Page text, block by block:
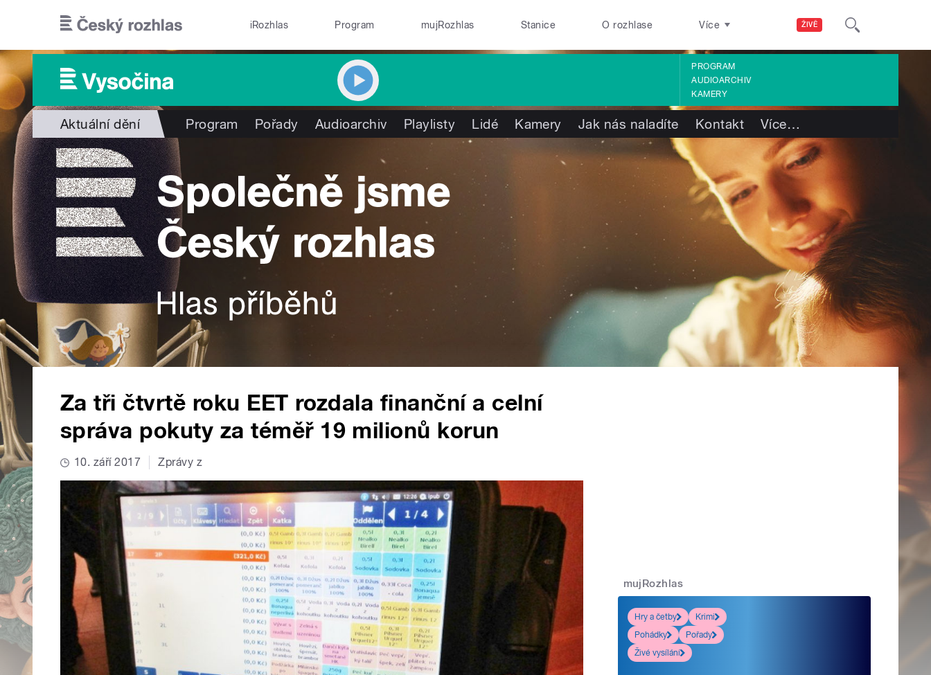
ŽIVĚ
iRozhlas Program mujRozhlas Stanice O rozhlase Více
PROGRAM
AUDIOARCHIV
KAMERY
Aktuální dění Program Pořady Audioarchiv Playlisty Lidé Kamery Jak nás naladíte Kontakt Více…
Za tři čtvrtě roku EET rozdala finanční a celní
správa pokuty za téměř 19 milionů korun
10. září 2017 Zprávy z
mujRozhlas
Hry a četby
Krimi
Pohádky
Pořady
Živé vysílání